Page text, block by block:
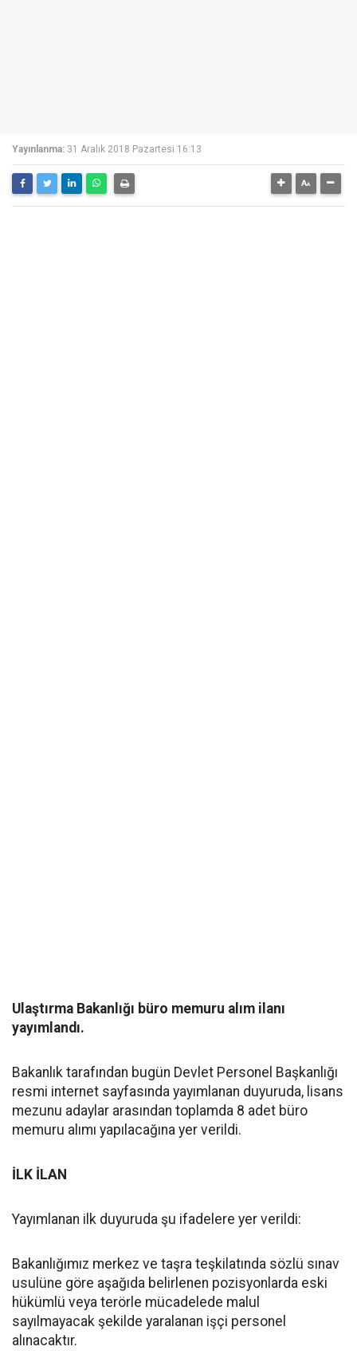
Yayınlanma: 31 Aralık 2018 Pazartesi 16:13
Ulaştırma Bakanlığı büro memuru alım ilanı
yayımlandı.
Bakanlık tarafından bugün Devlet Personel Başkanlığı
resmi internet sayfasında yayımlanan duyuruda, lisans
mezunu adaylar arasından toplamda 8 adet büro
memuru alımı yapılacağına yer verildi.
İLK İLAN
Yayımlanan ilk duyuruda şu ifadelere yer verildi:
Bakanlığımız merkez ve taşra teşkilatında sözlü sınav
usulüne göre aşağıda belirlenen pozisyonlarda eski
hükümlü veya terörle mücadelede malul
sayılmayacak şekilde yaralanan işçi personel
alınacaktır.